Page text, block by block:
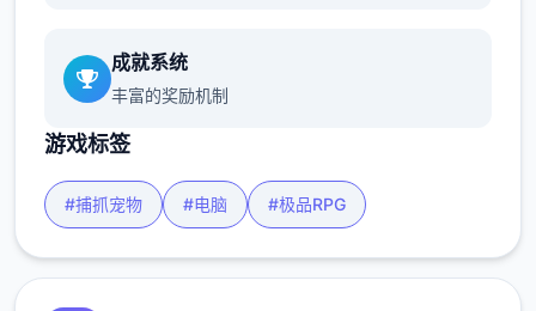
成就系统
丰富的奖励机制
游戏标签
#捕抓宠物 #电脑 #极品RPG